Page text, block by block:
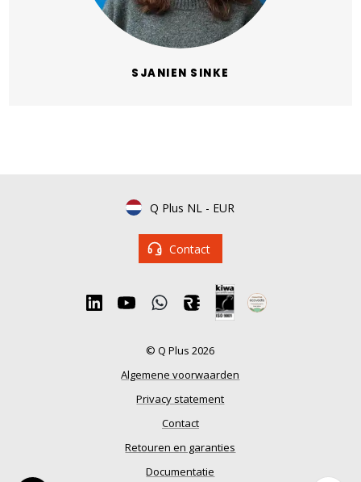
SJANIEN SINKE
Q Plus NL - EUR
Contact
© Q Plus 2026
Algemene voorwaarden
Privacy statement
Contact
Retouren en garanties
Documentatie